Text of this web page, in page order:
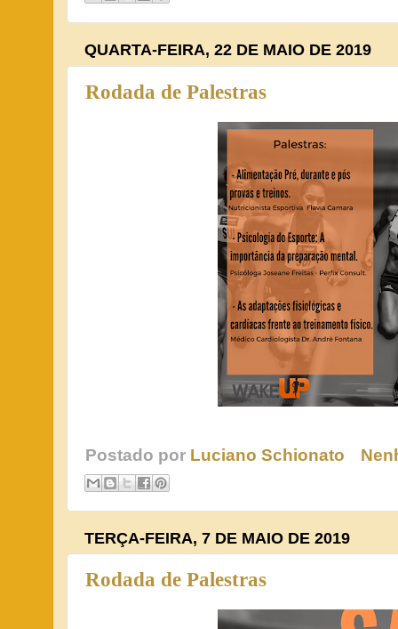
QUARTA-FEIRA, 22 DE MAIO DE 2019
Rodada de Palestras
Postado por Luciano Schionato
TERÇA-FEIRA, 7 DE MAIO DE 2019
Rodada de Palestras